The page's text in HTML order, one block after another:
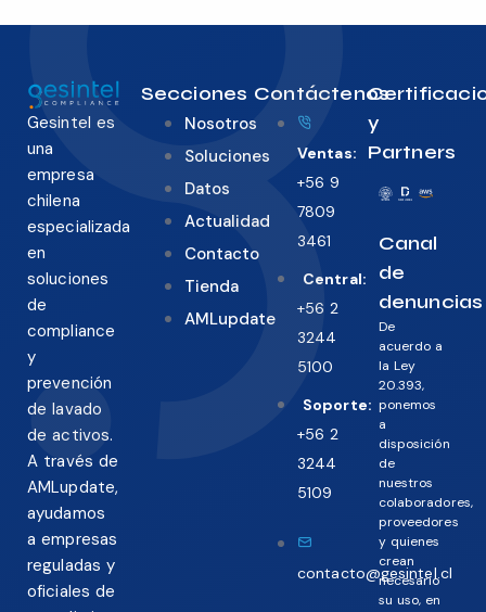
Gesintel es
una
empresa
chilena
especializada
en
soluciones
de
compliance
y
prevención
de lavado
de activos.
A través de
AMLupdate,
ayudamos
a empresas
reguladas y
oficiales de
Secciones
Nosotros
Soluciones
Datos
Actualidad
Contacto
Tienda
AMLupdate
Contáctenos
Ventas:
+56 9
7809
3461
Central:
+56 2
3244
5100
Soporte:
+56 2
3244
5109
contacto@gesintel.cl
y
Partners
Canal
de
denuncias
De
acuerdo a
la Ley
20.393,
ponemos
a
disposición
de
nuestros
colaboradores,
proveedores
y quienes
crean
necesario
su uso, en